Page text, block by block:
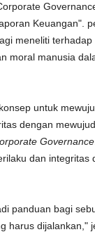
Keuangan".
meneliti terhadap
moral manusia
untuk
dengan
Governance
dan integritas
panduan bagi
harus dijalankan,"